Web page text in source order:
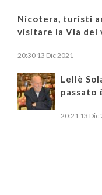
Nicotera, turisti
visitare la Via del
20:30 13 Dic 2021
Lellè
passato
20:21 13 Dic